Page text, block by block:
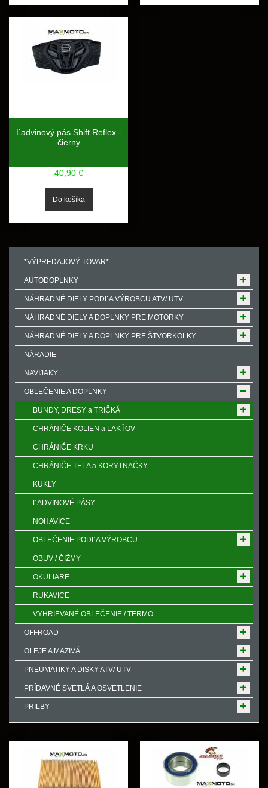
Ľadvinový pás Shift Reflex -
čierny
40,90 €
*VÝPREDAJOVÝ TOVAR*
AUTODOPLNKY
NÁHRADNÉ DIELY PODĽA VÝROBCU ATV/ UTV
NÁHRADNÉ DIELY A DOPLNKY PRE MOTORKY
NÁHRADNÉ DIELY A DOPLNKY PRE ŠTVORKOLKY
NÁRADIE
NAVIJAKY
OBLEČENIE A DOPLNKY
BUNDY, DRESY a TRIČKÁ
CHRÁNIČE KOLIEN a LAKŤOV
CHRÁNIČE KRKU
CHRÁNIČE TELA a KORYTNAČKY
KUKLY
ĽADVINOVÉ PÁSY
NOHAVICE
OBLEČENIE PODĽA VÝROBCU
OBUV / ČIŽMY
OKULIARE
RUKAVICE
VYHRIEVANÉ OBLEČENIE / TERMO
OFFROAD
OLEJE A MAZIVÁ
PNEUMATIKY A DISKY ATV/ UTV
PRÍDAVNÉ SVETLÁ A OSVETLENIE
PRILBY